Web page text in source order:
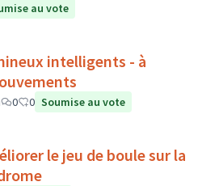
au vote
intelligents - à
0 0 Soumise au vote
le jeu de boule sur la